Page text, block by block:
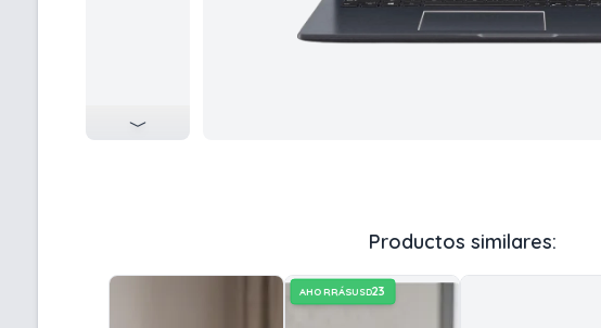
Productos similares:
AHORRÁSUSD23